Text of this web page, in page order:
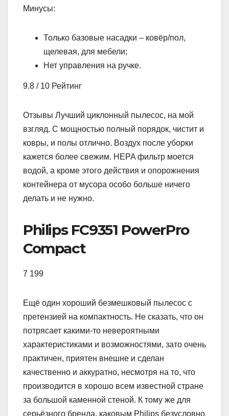
Минусы:
Только базовые насадки – ковёр/пол,
щелевая, для мебели;
Нет управления на ручке.
9.8 / 10 Рейтинг
Отзывы Лучший циклонный пылесос, на мой
взгляд. С мощностью полный порядок, чистит и
ковры, и полы отлично. Воздух после уборки
кажется более свежим. HEPA фильтр моется
водой, а кроме этого действия и опорожнения
контейнера от мусора особо больше ничего
делать и не нужно.
Philips FC9351 PowerPro
Compact
7 199
Ещё один хороший безмешковый пылесос с
претензией на компактность. Не сказать, что он
потрясает какими-то невероятными
характеристиками и возможностями, зато очень
практичен, приятен внешне и сделан
качественно и аккуратно, несмотря на то, что
производится в хорошо всем известной стране
за большой каменной стеной. К тому же для
серьёзного бренда, каковым Philips безусловно